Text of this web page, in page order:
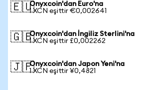
🇪🇺Onyxcoin'dan Euro'na
1 XCN eşittir €0,002641
🇬🇧Onyxcoin'dan İngiliz Sterlini'na
1 XCN eşittir £0,002262
🇯🇵Onyxcoin'dan Japon Yeni'na
1 XCN eşittir ¥0,4821